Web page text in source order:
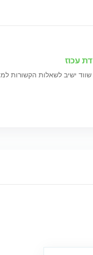
עכוז
ישיב לשאלות הקשורות